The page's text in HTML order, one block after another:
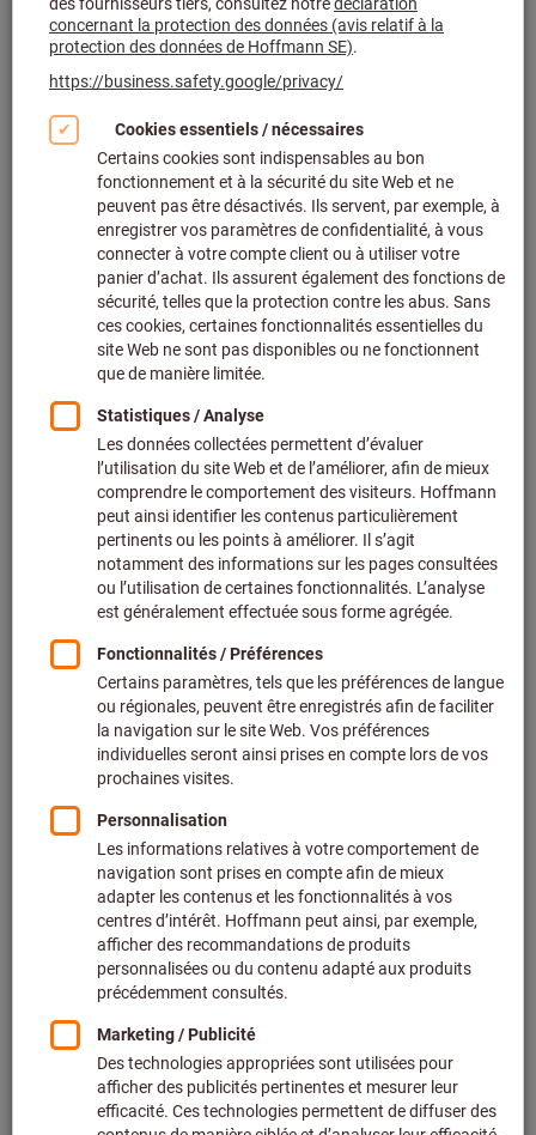
078321 351601
Cliquer pour agrandir l’image
Partager l’article
Trouver des produits similaires ici:
Type de produit:pistolet à air chaud
Catégorie:pistolet à air chaud Marque:
Détails du produit